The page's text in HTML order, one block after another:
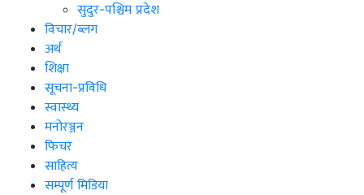
सुदुर-पश्चिम प्रदेश
विचार/ब्लग
अर्थ
शिक्षा
सूचना-प्रविधि
स्वास्थ्य
मनोरञ्जन
फिचर
साहित्य
सम्पूर्ण मिडिया